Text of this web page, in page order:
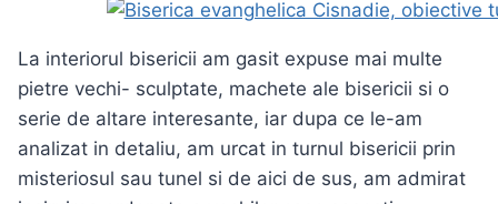
La interiorul bisericii am gasit expuse mai multe
pietre vechi- sculptate, machete ale bisericii si o
serie de altare interesante, iar dupa ce le-am
analizat in detaliu, am urcat in turnul bisericii prin
misteriosul sau tunel si de aici de sus, am admirat